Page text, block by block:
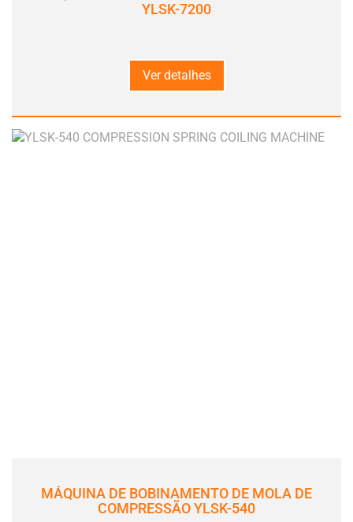
YLSK-7200
Ver detalhes
MÁQUINA DE BOBINAMENTO DE MOLA DE
COMPRESSÃO YLSK-540